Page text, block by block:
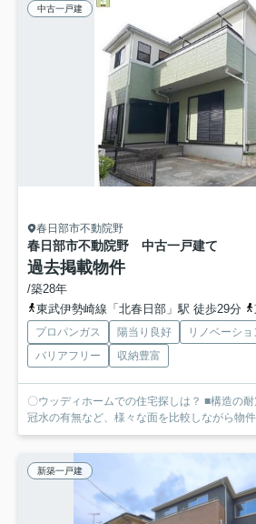
中古一戸建
春日部市不動院野
春日部市不動院野 中古一戸建て
過去掲載物件
/築28年
東武伊勢崎線「北春日部」駅 徒歩29分
プロパンガス 陽当り良好 リノベーシ
バリアフリー
収納豊富
〇ウッディホームでの住宅探しは？ ■構造の耐震性や地盤の良し悪し、
冠水の有無など、様々な面を比較しながら物
新築一戸建